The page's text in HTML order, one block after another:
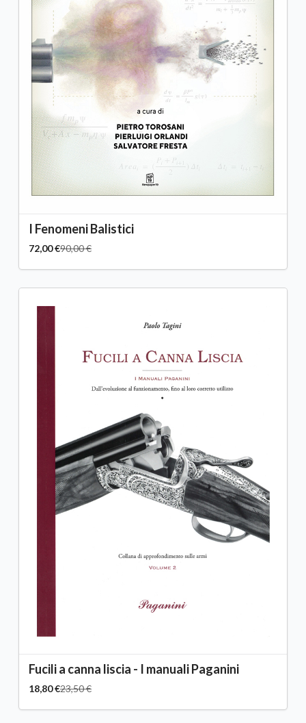
I Fenomeni Balistici
72,00 €90,00 €
Fucili a canna liscia - I manuali Paganini
18,80 €23,50 €